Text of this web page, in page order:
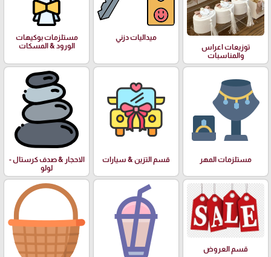
توزيعات اعراس
والمناسبات
ميداليات دزني
مستلزمات بوكيهات
الورود & المسكات
مستلزمات المهر قسم التزين & سيارات
الاحجار & صدف كرستال -
لولو
قسم العروض